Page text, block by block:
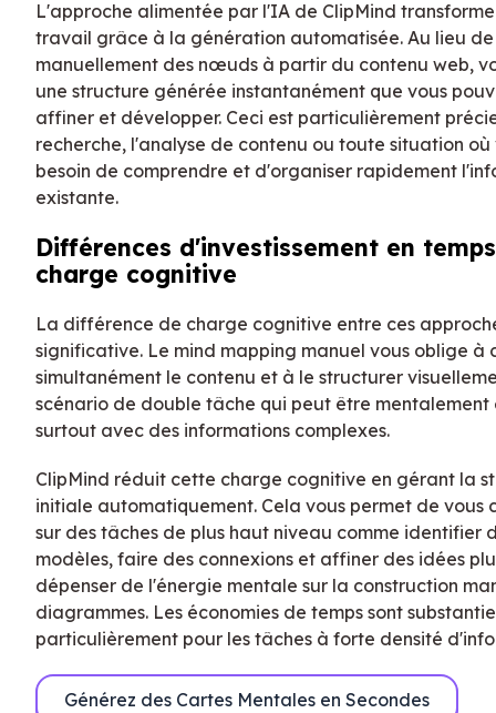
L'approche alimentée par l'IA de ClipMind
travail grâce à la génération automatisée. Au lieu
manuellement des nœuds à partir du contenu web,
une structure générée instantanément que vous
affiner et développer. Ceci est particulièrement
recherche, l'analyse de contenu ou toute situation où
besoin de comprendre et d'organiser rapidement
existante.
Différences d'investissement en
charge cognitive
La différence de charge cognitive entre ces
significative. Le mind mapping manuel vous oblige à
simultanément le contenu et à le structurer
scénario de double tâche qui peut être mentalement
surtout avec des informations complexes.
ClipMind réduit cette charge cognitive en gérant la
initiale automatiquement. Cela vous permet de vous
sur des tâches de plus haut niveau comme identifier
modèles, faire des connexions et affiner des idées
dépenser de l'énergie mentale sur la construction
diagrammes. Les économies de temps sont
particulièrement pour les tâches à forte densité
Générez des Cartes Mentales en Secondes